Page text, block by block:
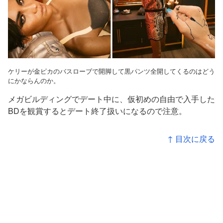
ケリーが金ピカのバスローブで開脚して黒パンツ全開してくるのはどう
にかならんのか。
メガビルディングでデート中に、仮初めの自由で入手した
BDを観賞するとデート終了扱いになるので注意。
↑ 目次に戻る